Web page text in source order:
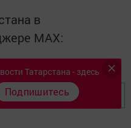
в
MАХ:
новости
Татарстана - здесь
Подпишитесь